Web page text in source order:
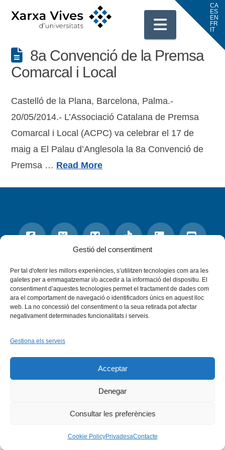
Gestió del consentiment
Per tal d'oferir les millors experiències, s’utilitzen tecnologies com ara les
galetes per a emmagatzemar i/o accedir a la informació del dispositiu. El
consentiment d’aquestes tecnologies permet el tractament de dades com
ara el comportament de navegació o identificadors únics en aquest lloc
web. La no concessió del consentiment o la seua retirada pot afectar
negativament determinades funcionalitats i serveis.
Gestiona els serveis
Acceptar
Denegar
Consultar les preferències
Cookie PolicyPrivadesaContacte
8a Convenció de la Premsa
Comarcal i Local
Castelló de la Plana, Barcelona, Palma.-
20/05/2014.- L’Associació Catalana de Premsa
Comarcal i Local (ACPC) va celebrar el 17 de
maig a El Palau d’Anglesola la 8a Convenció de
Premsa … Read More
Instagram
Flickr
INICI QUI SOM
PROGRAMES
DESENVOLUPAMENT SOSTENIBLE
TRANSPARÈNCIA
MAPA DEL WEB
AVÍS LEGAL PRIVADESA CONTACTE